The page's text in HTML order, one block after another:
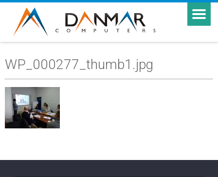
WP_000277_thumb1.jpg